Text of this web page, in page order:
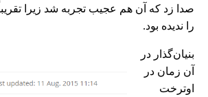
را ندیده بود.
بنیان‌گذار در
آن زمان در
اوترخت